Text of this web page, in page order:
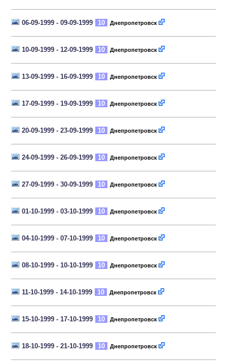
06-09-1999 - 09-09-1999 10 Днепропетровск
10-09-1999 - 12-09-1999 10 Днепропетровск
13-09-1999 - 16-09-1999 10 Днепропетровск
17-09-1999 - 19-09-1999 10 Днепропетровск
20-09-1999 - 23-09-1999 10 Днепропетровск
24-09-1999 - 26-09-1999 10 Днепропетровск
27-09-1999 - 30-09-1999 10 Днепропетровск
01-10-1999 - 03-10-1999 10 Днепропетровск
04-10-1999 - 07-10-1999 10 Днепропетровск
08-10-1999 - 10-10-1999 10 Днепропетровск
11-10-1999 - 14-10-1999 10 Днепропетровск
15-10-1999 - 17-10-1999 10 Днепропетровск
18-10-1999 - 21-10-1999 10 Днепропетровск